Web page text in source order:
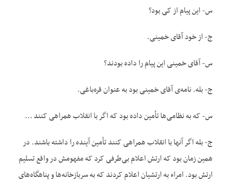
س- این پیام از کی بود؟
ج- از خود آقای خمینی.
س- آقای خمینی این پیام را داده بودند؟
ج- بله. نامه‌‌ی آقای خمینی بود به عنوان قره‌‌باغی.
س- که به نظامی‌‌ها تأمین داده بود که اگر با انقلاب همراهی کنند …
ج- بله اگر آنها با انقلاب همراهی کنند تأمین آینده را داشته باشند. در
همین زمان بود که ارتش اعلام بی‌‌طرفی کرد که مفهومش در واقع تسلیم
ارتش بود. امراء به ارتشیان اعلام کردند که به سربازخانه‌‌ها و پناهگاه‌‌های